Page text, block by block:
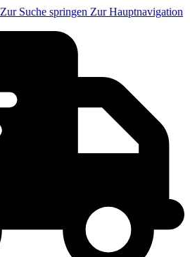
Zur Suche springen Zur Hauptnavigation